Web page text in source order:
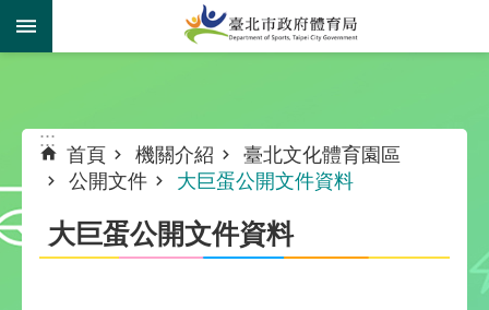
跳到主要內容區塊
:::
首頁 機關介紹
臺北文化體育園區
公開文件
大巨蛋公開文件資料
大巨蛋公開文件資料